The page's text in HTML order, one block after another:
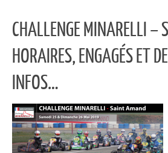
CHALLENGE MINARELLI –
HORAIRES, ENGAGÉS ET
INFOS…